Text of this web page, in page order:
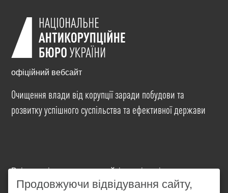
офіційний вебсайт
Очищення влади від корупції заради побудови та
розвитку успішного суспільства та ефективної держави
Всі матеріали на цьому сайті розміщені на умовах
ліцензіїCreative Commons Attribution-NonCommercial-
Продовжуючи відвідування сайту,